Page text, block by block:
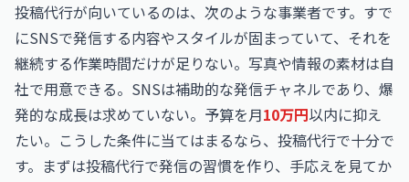
投稿代行が向いているのは、次のような事業者です。すで
にSNSで発信する内容やスタイルが固まっていて、それを
継続する作業時間だけが足りない。写真や情報の素材は自
社で用意できる。SNSは補助的な発信チャネルであり、爆
発的な成長は求めていない。予算を月10万円以内に抑え
たい。こうした条件に当てはまるなら、投稿代行で十分で
す。まずは投稿代行で発信の習慣を作り、手応えを見てか